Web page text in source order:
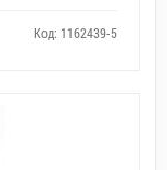
Код: 1162439-5